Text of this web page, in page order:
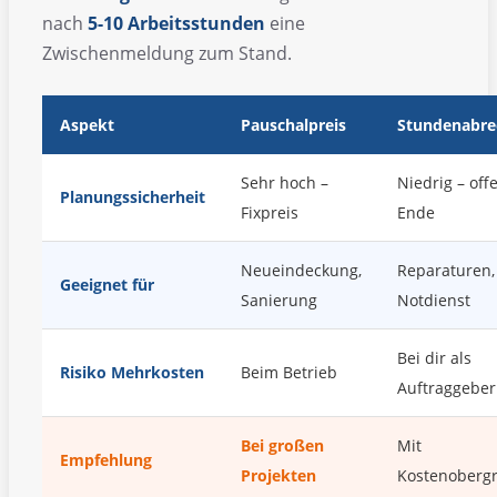
nach 5-10 Arbeitsstunden eine
Zwischenmeldung zum Stand.
Aspekt Pauschalpreis
Planungssicherheit
Sehr hoch –
Fixpreis
Niedrig –
Ende
Geeignet für
Neueindeckung,
Sanierung
Reparaturen,
Notdienst
Risiko Mehrkosten Beim Betrieb
Bei dir als
Auftraggeber
Empfehlung
Bei großen
Projekten
Mit